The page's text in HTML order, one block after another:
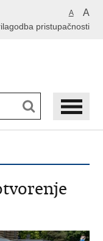
A A
pristupačnosti